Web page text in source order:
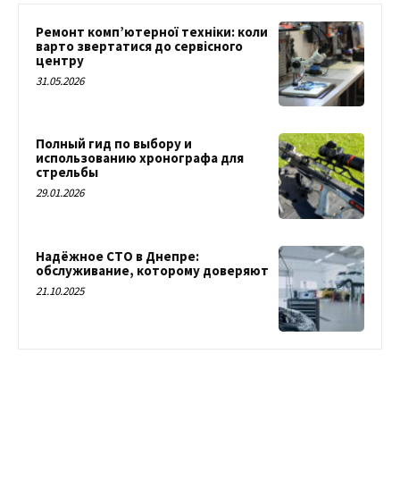
Ремонт комп’ютерної техніки: коли
варто звертатися до сервісного
центру
31.05.2026
Полный гид по выбору и
использованию хронографа для
стрельбы
29.01.2026
Надёжное СТО в Днепре:
обслуживание, которому доверяют
21.10.2025